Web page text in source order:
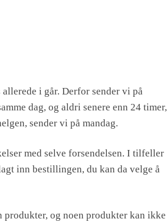
i går. Derfor sender vi på
dag, og aldri senere enn 24 timer,
sender vi på mandag.
med selve forsendelsen. I tilfeller
inn bestillingen, du kan da velge å
produkter, og noen produkter kan ikke